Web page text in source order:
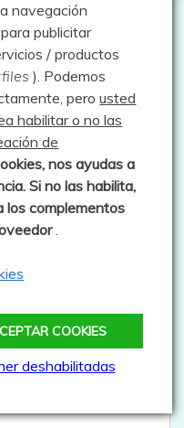
Siguiente:
Hayedo de las Ilces –
no será publicada. Los
con*
navegación
publicitar
/ productos
). Podemos
perousted
habilitar o no las
de
okies, nos ayudas a
Si no las habilita,
los complementos
.
COOKIES
deshabilitadas